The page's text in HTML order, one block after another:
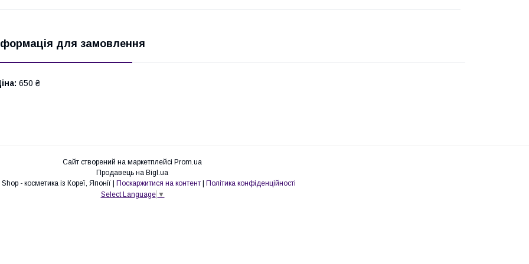
для замовлення
650 ₴
Сайт створений на маркетплейсі Prom.ua
Продавець на Bigl.ua
Поскаржитися на контент
Політика конфіденційності
Select Language ▼